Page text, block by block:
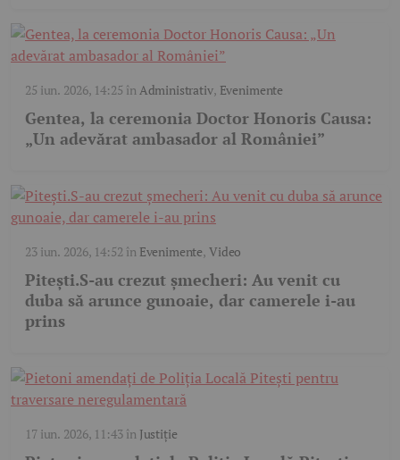
25 iun. 2026, 14:25 înAdministrativ, Evenimente
Gentea, la ceremonia Doctor Honoris Causa:
„Un adevărat ambasador al României”
23 iun. 2026, 14:52 în Evenimente,Video
Pitești.S-au crezut șmecheri: Au venit cu
duba să arunce gunoaie, dar camerele i-au
prins
17 iun. 2026, 11:43în Justiție